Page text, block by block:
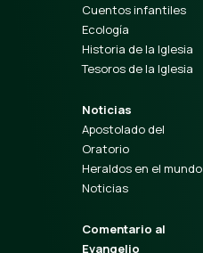
Cuentos infantiles
Ecología
Historia de la Iglesia
Tesoros de la Iglesia
Noticias
Apostolado del
Oratorio
Heraldos en el mundo
Noticias
Comentario al
Evangelio